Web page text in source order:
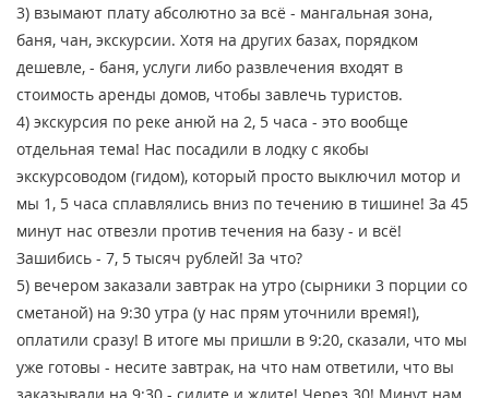
3) взымают плату абсолютно за всё - мангальная зона,
баня, чан, экскурсии. Хотя на других базах, порядком
дешевле, - баня, услуги либо развлечения входят в
стоимость аренды домов, чтобы завлечь туристов.
4) экскурсия по реке анюй на 2, 5 часа - это вообще
отдельная тема! Нас посадили в лодку с якобы
экскурсоводом (гидом), который просто выключил мотор и
мы 1, 5 часа сплавлялись вниз по течению в тишине! За 45
минут нас отвезли против течения на базу - и всё!
Зашибись - 7, 5 тысяч рублей! За что?
5) вечером заказали завтрак на утро (сырники 3 порции со
сметаной) на 9:30 утра (у нас прям уточнили время!),
оплатили сразу! В итоге мы пришли в 9:20, сказали, что мы
уже готовы - несите завтрак, на что нам ответили, что вы